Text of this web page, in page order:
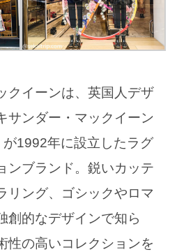
クイーンは、英国人デザ
サンダー・マックイーン
が1992年に設立したラグ
ンブランド。鋭いカッテ
リング、ゴシックやロマ
創的なデザインで知ら
性の高いコレクションを